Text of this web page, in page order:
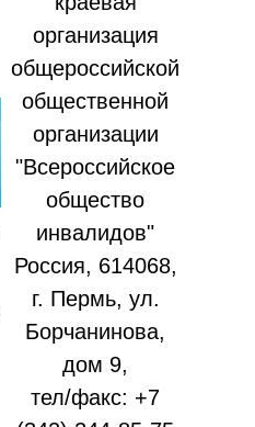
организация
общероссийской
общественной
организации
"Всероссийское
общество
инвалидов"
Россия, 614068,
г. Пермь, ул.
Борчанинова,
дом 9,
тел/факс: +7